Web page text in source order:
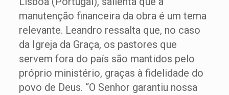
manutenção financeira da obra é um tema
relevante. Leandro ressalta que, no caso
da Igreja da Graça, os pastores que
servem fora do país são mantidos pelo
próprio ministério, graças à fidelidade do
povo de Deus. “O Senhor garantiu nossa